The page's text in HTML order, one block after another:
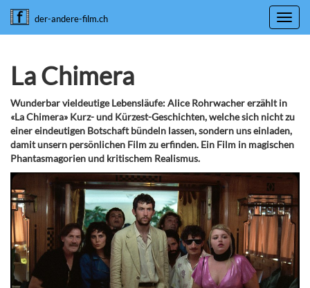
der-andere-film.ch
La Chimera
Wunderbar vieldeutige Lebensläufe: Alice Rohrwacher erzählt in
«La Chimera» Kurz- und Kürzest-Geschichten, welche sich nicht zu
einer eindeutigen Botschaft bündeln lassen, sondern uns einladen,
damit unsern persönlichen Film zu erfinden. Ein Film in magischen
Phantasmagorien und kritischem Realismus.